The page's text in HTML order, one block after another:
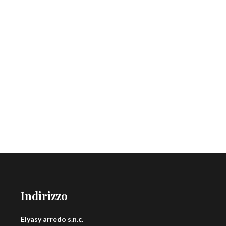
Indirizzo
Elyasy arredo s.n.c.